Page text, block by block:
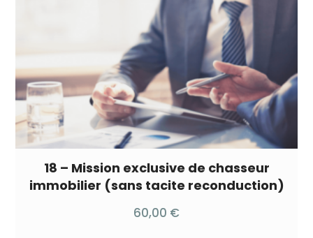
18 – Mission exclusive de chasseur
immobilier (sans tacite reconduction)
60,00 €